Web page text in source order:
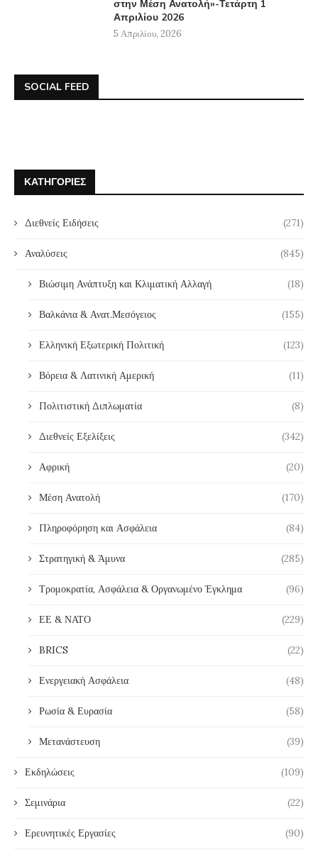
στην Μέση Ανατολή»-Τετάρτη 1
Απριλίου 2026
5 Απριλίου, 2026
SOCIAL FEED
ΚΑΤΗΓΟΡΊΕΣ
Διεθνείς Ειδήσεις (271)
Αναλύσεις (845)
Βιώσιμη Ανάπτυξη και Κλιματική Αλλαγή (18)
Βαλκάνια & Ανατ.Μεσόγειος (155)
Ελληνική Εξωτερική Πολιτική (123)
Βόρεια & Λατινική Αμερική (11)
Πολιτιστική Διπλωματία (8)
Διεθνείς Εξελίξεις (342)
Αφρική (20)
Μέση Ανατολή (170)
Πληροφόρηση και Ασφάλεια (84)
Στρατηγική & Άμυνα (285)
Τρομοκρατία, Ασφάλεια & Οργανωμένο Έγκλημα (96)
ΕΕ & ΝΑΤΟ (229)
BRICS (22)
Ενεργειακή Ασφάλεια (48)
Ρωσία & Ευρασία (58)
Μετανάστευση (39)
Εκδηλώσεις (109)
Σεμινάρια (22)
Ερευνητικές Εργασίες (90)